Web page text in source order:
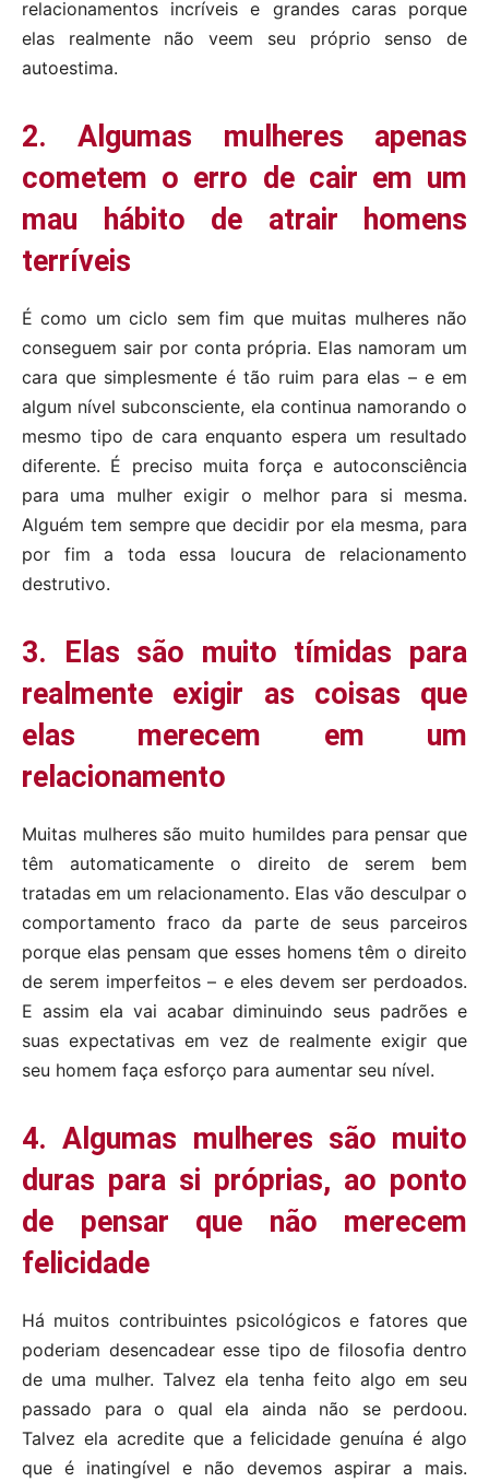
relacionamentos incríveis e grandes caras porque
elas realmente não veem seu próprio senso de
autoestima.
2. Algumas mulheres apenas
cometem o erro de cair em um
mau hábito de atrair homens
terríveis
É como um ciclo sem fim que muitas mulheres não
conseguem sair por conta própria. Elas namoram um
cara que simplesmente é tão ruim para elas – e em
algum nível subconsciente, ela continua namorando o
mesmo tipo de cara enquanto espera um resultado
diferente. É preciso muita força e autoconsciência
para uma mulher exigir o melhor para si mesma.
Alguém tem sempre que decidir por ela mesma, para
por fim a toda essa loucura de relacionamento
destrutivo.
3. Elas são muito tímidas para
realmente exigir as coisas que
elas merecem em um
relacionamento
Muitas mulheres são muito humildes para pensar que
têm automaticamente o direito de serem bem
tratadas em um relacionamento. Elas vão desculpar o
comportamento fraco da parte de seus parceiros
porque elas pensam que esses homens têm o direito
de serem imperfeitos – e eles devem ser perdoados.
E assim ela vai acabar diminuindo seus padrões e
suas expectativas em vez de realmente exigir que
seu homem faça esforço para aumentar seu nível.
4. Algumas mulheres são muito
duras para si próprias, ao ponto
de pensar que não merecem
felicidade
Há muitos contribuintes psicológicos e fatores que
poderiam desencadear esse tipo de filosofia dentro
de uma mulher. Talvez ela tenha feito algo em seu
passado para o qual ela ainda não se perdoou.
Talvez ela acredite que a felicidade genuína é algo
que é inatingível e não devemos aspirar a mais.